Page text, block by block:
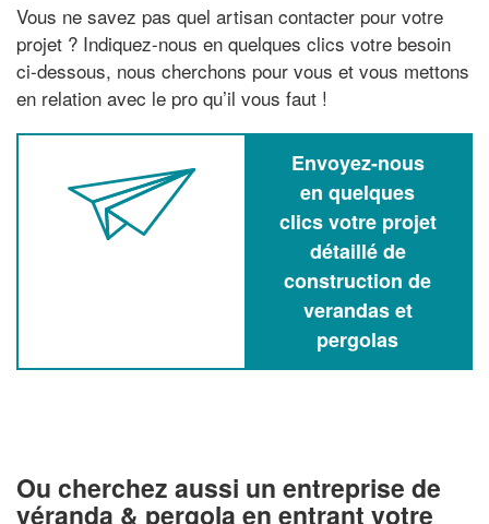
Vous ne savez pas quel artisan contacter pour votre
projet ? Indiquez-nous en quelques clics votre besoin
ci-dessous, nous cherchons pour vous et vous mettons
en relation avec le pro qu’il vous faut !
Envoyez-nous
en quelques
clics votre projet
détaillé de
construction de
verandas et
pergolas
Ou cherchez aussi un entreprise de
véranda & pergola en entrant votre